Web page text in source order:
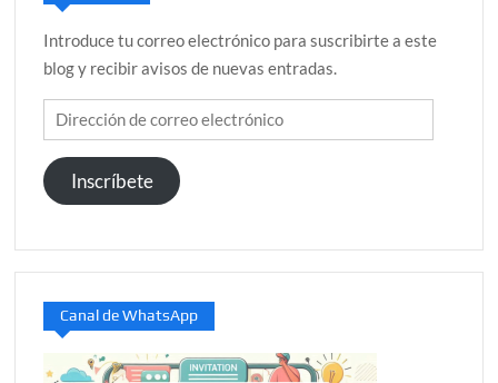
Introduce tu correo electrónico para suscribirte a este
blog y recibir avisos de nuevas entradas.
Dirección
de
correo
electrónico
Inscríbete
Canal de WhatsApp